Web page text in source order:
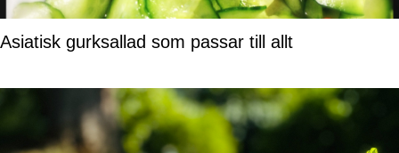
Asiatisk gurksallad som passar till allt